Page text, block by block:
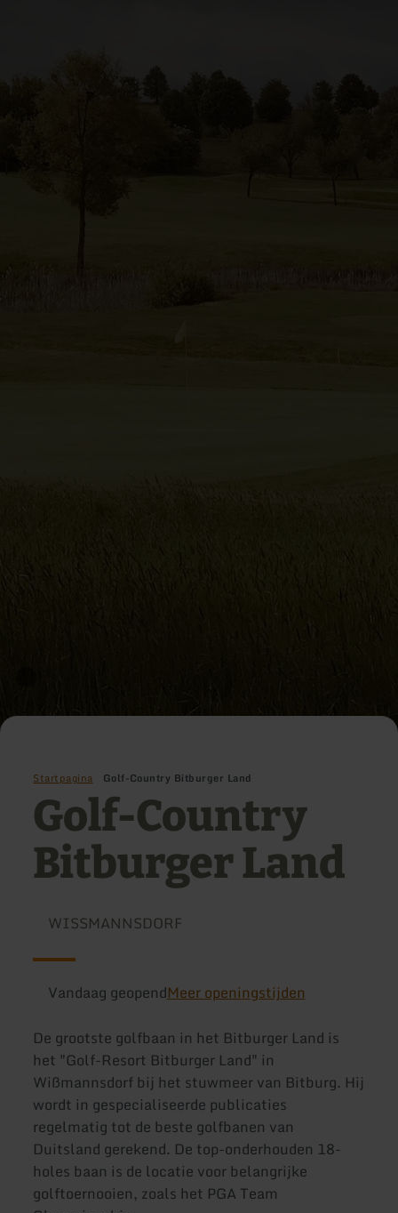
Startpagina Golf-Country Bitburger Land
Golf-Country
Bitburger Land
WISSMANNSDORF
Vandaag geopendMeer openingstijden
De grootste golfbaan in het Bitburger Land is
het "Golf-Resort Bitburger Land" in
Wißmannsdorf bij het stuwmeer van Bitburg. Hij
wordt in gespecialiseerde publicaties
regelmatig tot de beste golfbanen van
Duitsland gerekend. De top-onderhouden 18-
holes baan is de locatie voor belangrijke
golftoernooien, zoals het PGA Team